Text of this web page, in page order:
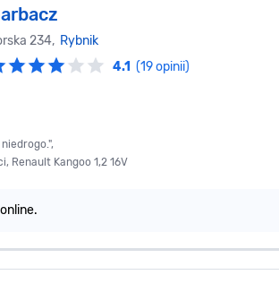
234, Rybnik
4.1 (19 opinii)
Renault Kangoo 1,2 16V